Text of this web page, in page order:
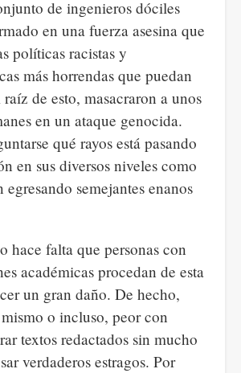
de ingenieros dóciles
en una fuerza asesina que
políticas racistas y
más horrendas que puedan
de esto, masacraron a unos
en un ataque genocida.
qué rayos está pasando
en sus diversos niveles como
egresando semejantes enanos
hace falta que personas con
académicas procedan de esta
un gran daño. De hecho,
o incluso, peor con
textos redactados sin mucho
verdaderos estragos. Por